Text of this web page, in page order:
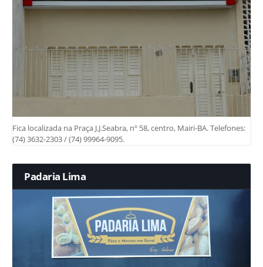
Fica localizada na Praça J.J.Seabra, nº 58, centro, Mairi-BA. Telefones:
(74) 3632-2303 / (74) 99964-9095.
Padaria Lima